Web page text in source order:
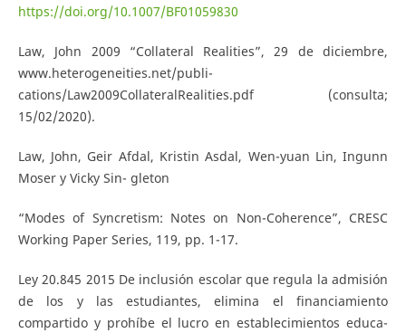
https://doi.org/10.1007/BF01059830
Law, John 2009 “Collateral Realities”, 29 de diciembre,
www.heterogeneities.net/publi-
cations/Law2009CollateralRealities.pdf (consulta;
15/02/2020).
Law, John, Geir Afdal, Kristin Asdal, Wen-yuan Lin, Ingunn
Moser y Vicky Sin- gleton
“Modes of Syncretism: Notes on Non-Coherence”, CRESC
Working Paper Series, 119, pp. 1-17.
Ley 20.845 2015 De inclusión escolar que regula la admisión
de los y las estudiantes, elimina el financiamiento
compartido y prohíbe el lucro en establecimientos educa-